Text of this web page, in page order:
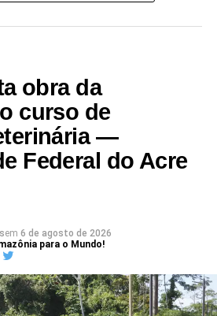
obra da
curso de
—
Federal do Acre
em 6 de agosto de 2026
para o Mundo!